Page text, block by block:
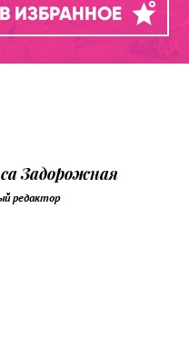
ИЗБРАННОЕ
Задорожная
редактор